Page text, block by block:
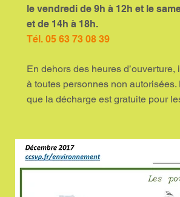
le vendredi de 9h à 12h et le
et de 14h à 18h.
Tél. 05 63 73 08 39
En dehors des heures d’ouverture,
à toutes personnes non
que la décharge est gratuite pour